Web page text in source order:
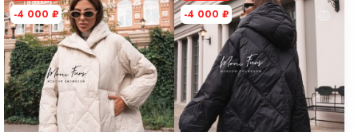
-4 000 ₽
-4 000 ₽